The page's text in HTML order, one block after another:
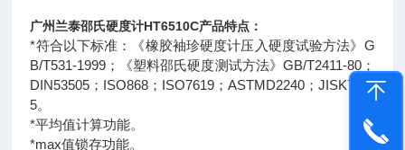
广州兰泰邵氏硬度计HT6510C产品特点：
*符合以下标准：《橡胶袖珍硬度计压入硬度试验方法》G
B/T531-1999；《塑料邵氏硬度测试方法》GB/T2411-80；
DIN53505；ISO868；ISO7619；ASTMD2240；JISK721
5。
*平均值计算功能。
*max值锁存功能。